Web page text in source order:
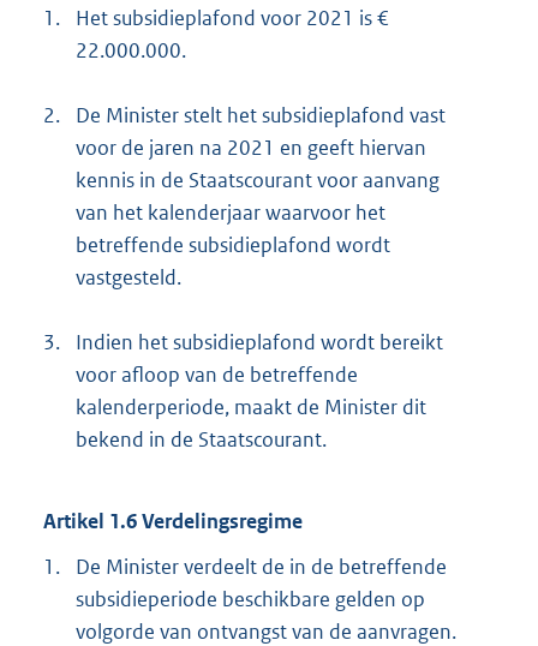
1.
Het subsidieplafond voor 2021 is €
22.000.000.
2.
De Minister stelt het subsidieplafond vast
voor de jaren na 2021 en geeft hiervan
kennis in de Staatscourant voor aanvang
van het kalenderjaar waarvoor het
betreffende subsidieplafond wordt
vastgesteld.
3.
Indien het subsidieplafond wordt bereikt
voor afloop van de betreffende
kalenderperiode, maakt de Minister dit
bekend in de Staatscourant.
Artikel 1.6 Verdelingsregime
1.
De Minister verdeelt de in de betreffende
subsidieperiode beschikbare gelden op
volgorde van ontvangst van de aanvragen.